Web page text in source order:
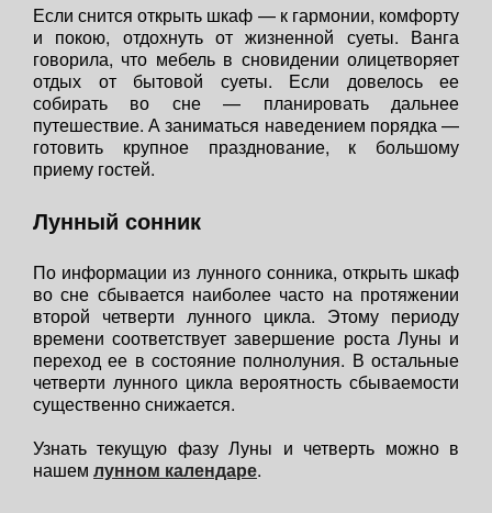
Если снится открыть шкаф — к гармонии, комфорту
и покою, отдохнуть от жизненной суеты. Ванга
говорила, что мебель в сновидении олицетворяет
отдых от бытовой суеты. Если довелось ее
собирать во сне — планировать дальнее
путешествие. А заниматься наведением порядка —
готовить крупное празднование, к большому
приему гостей.
Лунный сонник
По информации из лунного сонника, открыть шкаф
во сне сбывается наиболее часто на протяжении
второй четверти лунного цикла. Этому периоду
времени соответствует завершение роста Луны и
переход ее в состояние полнолуния. В остальные
четверти лунного цикла вероятность сбываемости
существенно снижается.
Узнать текущую фазу Луны и четверть можно в
нашем лунном календаре.